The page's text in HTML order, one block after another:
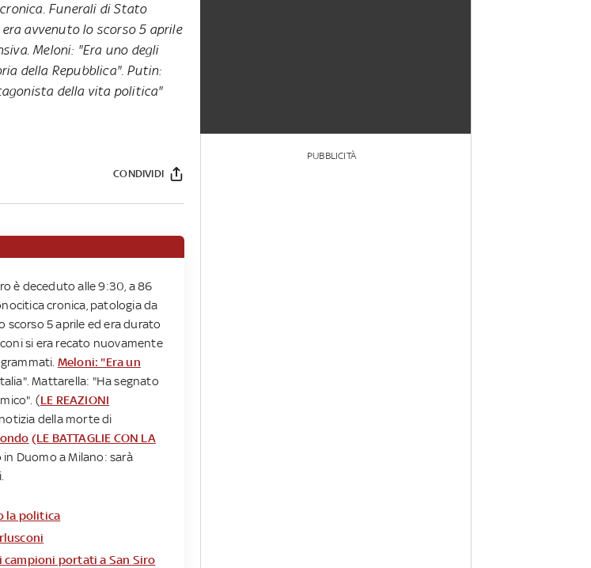
Funerali di Stato
avvenuto lo scorso 5 aprile
Meloni: "Era uno degli
della Repubblica". Putin:
della vita politica"
CONDIVIDI
è deceduto alle 9:30, a 86
cronica, patologia da
scorso 5 aprile ed era durato
si era recato nuovamente
Meloni: "Era un
Mattarella: "Ha segnato
(LE REAZIONI
della morte di
(LE BATTAGLIE CON LA
Duomo a Milano: sarà
la politica
portati a San Siro
PUBBLICITÀ